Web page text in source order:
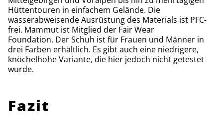
Hüttentouren in einfachem Gelände. Die
wasserabweisende Ausrüstung des Materials ist PFC-
frei. Mammut ist Mitglied der Fair Wear
Foundation. Der Schuh ist für Frauen und Männer in
drei Farben erhältlich. Es gibt auch eine niedrigere,
knöchelhohe Variante, die hier jedoch nicht getestet
wurde.
Fazit